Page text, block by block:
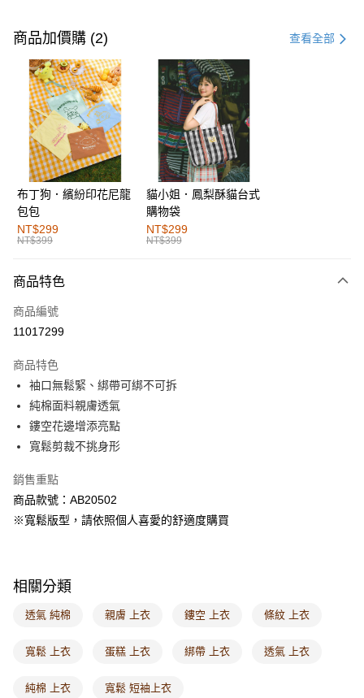
信用卡一次付款
購物金
超商取貨付款
LINE Pay
街口支付
運送方式
全家取貨付款
每筆NT$60，滿NT$1,000(含以上)免運費
付款後全家取貨
萊爾富取貨付款
付款後萊爾富取貨
每筆NT$60，滿NT$1,000(含以上)免運費
7-11取貨付款
每筆NT$60，滿NT$1,000(含以上)免運費
付款後7-11取貨
每筆NT$60，滿NT$1,000(含以上)免運費
付款後門市自取
每筆NT$60，滿NT$1,000(含以上)免運費
商品加價購 (2) 查看全部
布丁狗．繽紛印花尼龍
包包
NT$299
NT$399
貓小姐．鳳梨酥貓台式
購物袋
NT$299
NT$399
商品特色
商品編號
11017299
商品特色
袖口無鬆緊、綁帶可綁不可拆
純棉面料親膚透氣
鏤空花邊增添亮點
寬鬆剪裁不挑身形
銷售重點
商品款號：AB20502
※寬鬆版型，請依照個人喜愛的舒適度購買
相關分類
透氣 純棉 親膚 上衣 鏤空 上衣 條紋 上衣
寬鬆 上衣 蛋糕 上衣 綁帶 上衣 透氣 上衣
純棉 上衣 寬鬆 短袖上衣